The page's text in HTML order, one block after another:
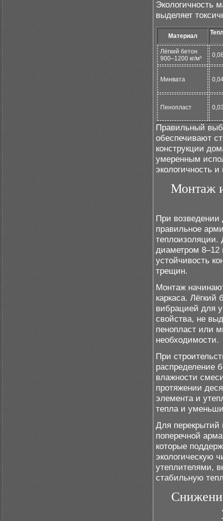
Экологичность
выделяет
Материал
Лёгкий бетон
900–1200 кг/м³
Минвата
Пенопласт
Правильный
обеспечивают
конструкции
умеренным
экологичность
Монтаж
При возведении
правильное
теплоизоляции.
диаметром 8–12
устойчивость
трещин.
Монтаж
каркаса.
вибрацией для
свойства, не
пенопласт или
необходимости.
При
распределение
влажности
протяжении
элемента и
тепла и
Для перекрытий
поперечной
которые
экологическую
утеплителями,
стабильную